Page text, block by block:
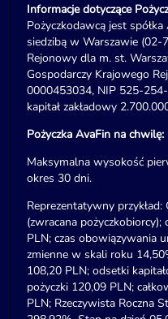
Informacje dotyczące
Pożyczkodawcą jest
siedzibą w Warszawie (02-
Rejonowy dla m. st.
Gospodarczy Krajowego
0000453034, NIP 525-
kapitał zakładowy
Pożyczka AvaFin na chwilę:
Maksymalna wysokość
okres 30 dni.
Reprezentatywny
(zwracana
PLN; czas obowiązywania
zmienne w skali roku
108,20 PLN; odsetki
pożyczki 120,09 PLN;
PLN; Rzeczywista Roczna